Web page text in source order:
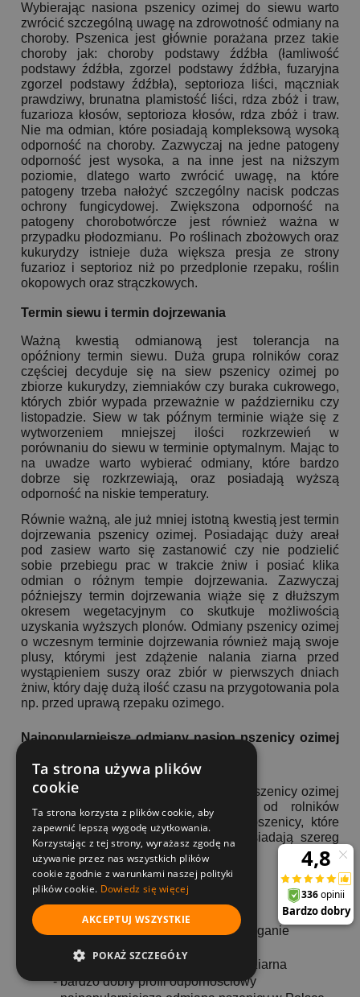
Wybierając nasiona pszenicy ozimej do siewu warto
zwrócić szczególną uwagę na zdrowotność odmiany na
choroby. Pszenica jest głównie porażana przez takie
choroby jak: choroby podstawy źdźbła (łamliwość
podstawy źdźbła, zgorzel podstawy źdźbła, fuzaryjna
zgorzel podstawy źdźbła), septorioza liści, mączniak
prawdziwy, brunatna plamistość liści, rdza zbóż i traw,
fuzarioza kłosów, septorioza kłosów, rdza zbóż i traw.
Nie ma odmian, które posiadają kompleksową wysoką
odporność na choroby. Zazwyczaj na jedne patogeny
odporność jest wysoka, a na inne jest na niższym
poziomie, dlatego warto zwrócić uwagę, na które
patogeny trzeba nałożyć szczególny nacisk podczas
ochrony fungicydowej. Zwiększona odporność na
patogeny chorobotwórcze jest również ważna w
przypadku płodozmianu. Po roślinach zbożowych oraz
kukurydzy istnieje duża większa presja ze strony
fuzarioz i septorioz niż po przedplonie rzepaku, roślin
okopowych oraz strączkowych.
Termin siewu i termin dojrzewania
Ważną kwestią odmianową jest tolerancja na
opóźniony termin siewu. Duża grupa rolników coraz
częściej decyduje się na siew pszenicy ozimej po
zbiorze kukurydzy, ziemniaków czy buraka cukrowego,
których zbiór wypada przeważnie w październiku czy
listopadzie. Siew w tak późnym terminie wiąże się z
wytworzeniem mniejszej ilości rozkrzewień w
porównaniu do siewu w terminie optymalnym. Mając to
na uwadze warto wybierać odmiany, które bardzo
dobrze się rozkrzewiają, oraz posiadają wyższą
odporność na niskie temperatury.
Równie ważną, ale już mniej istotną kwestią jest termin
dojrzewania pszenicy ozimej. Posiadając duży areał
pod zasiew warto się zastanowić czy nie podzielić
sobie przebiegu prac w trakcie żniw i posiać klika
odmian o różnym tempie dojrzewania. Zazwyczaj
późniejszy termin dojrzewania wiąże się z dłuższym
okresem wegetacyjnym co skutkuje możliwością
uzyskania wyższych plonów. Odmiany pszenicy ozimej
o wczesnym terminie dojrzewania również mają swoje
plusy, którymi jest zdążenie nalania ziarna przed
wystąpieniem suszy oraz zbiór w pierwszych dniach
żniw, który daję dużą ilość czasu na przygotowania pola
np. przed uprawą rzepaku ozimego.
Najpopularniejsze odmiany nasion pszenicy ozimej
do siewu
Sprzedając materiał siewny nasion C1 pszenicy ozimej
od kilku lat oraz zbierając opinie od rolników
przygotowaliśmy zestawienie odmian pszenicy, które
sprawdzają się na terenie Polski i posiadają szereg
korzystnych cech dla rolników.
Euforia:
- odmiana o typie E/A
- wysoki potencjał plonotwórczy
- bardzo wysoka odporność na wyleganie
- bardzo dobra zimotrwałość
- wysoka odporność na porastanie ziarna
- bardzo dobry profil odpornościowy
Ta strona używa plików
cookie
Ta strona korzysta z plików cookie, aby
zapewnić lepszą wygodę użytkowania.
Korzystając z tej strony, wyrażasz zgodę na
używanie przez nas wszystkich plików
cookie zgodnie z warunkami naszej polityki
plików cookie. Dowiedz się więcej
AKCEPTUJ WSZYSTKIE
POKAŻ SZCZEGÓŁY